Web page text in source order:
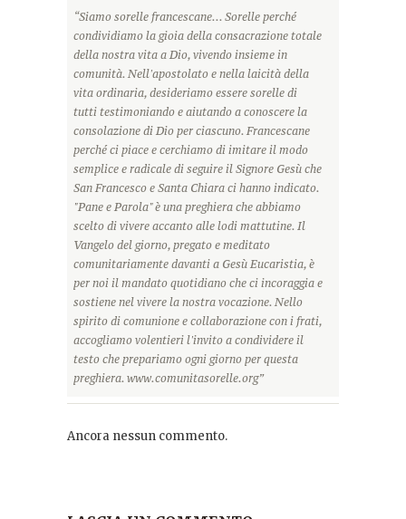
“Siamo sorelle francescane... Sorelle perché
condividiamo la gioia della consacrazione totale
della nostra vita a Dio, vivendo insieme in
comunità. Nell'apostolato e nella laicità della
vita ordinaria, desideriamo essere sorelle di
tutti testimoniando e aiutando a conoscere la
consolazione di Dio per ciascuno. Francescane
perché ci piace e cerchiamo di imitare il modo
semplice e radicale di seguire il Signore Gesù che
San Francesco e Santa Chiara ci hanno indicato.
"Pane e Parola" è una preghiera che abbiamo
scelto di vivere accanto alle lodi mattutine. Il
Vangelo del giorno, pregato e meditato
comunitariamente davanti a Gesù Eucaristia, è
per noi il mandato quotidiano che ci incoraggia e
sostiene nel vivere la nostra vocazione. Nello
spirito di comunione e collaborazione con i frati,
accogliamo volentieri l'invito a condividere il
testo che prepariamo ogni giorno per questa
preghiera. www.comunitasorelle.org”
Ancora nessun commento.